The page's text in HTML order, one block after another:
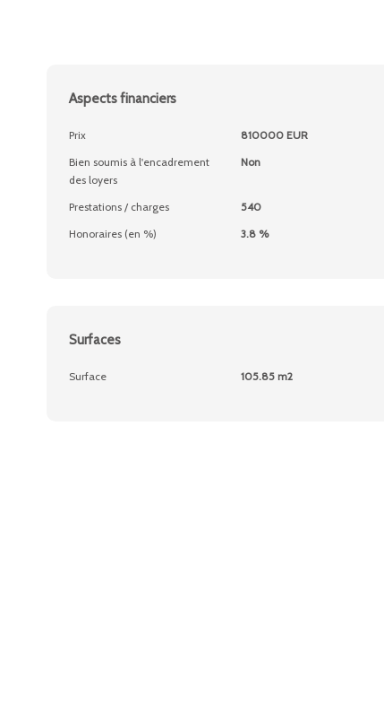
Aspects financiers
Prix
810000 EUR
Bien soumis à l'encadrement
des loyers
Non
Prestations / charges
540
Honoraires (en %)
3.8 %
Surfaces
Surface 105.85 m2